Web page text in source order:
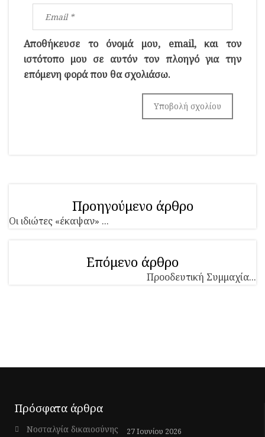
Αποθήκευσε το όνομά μου, email, και τον
ιστότοπο μου σε αυτόν τον πλοηγό για την
επόμενη φορά που θα σχολιάσω.
Προηγούμενο άρθρο
Οι ιδιώτες «έκαψαν» ...
Επόμενο άρθρο
Προοδευτική Συμμαχία...
Πρόσφατα άρθρα
Νοσταλγία δικαιοσύνης 27 Ιουνίου 2026